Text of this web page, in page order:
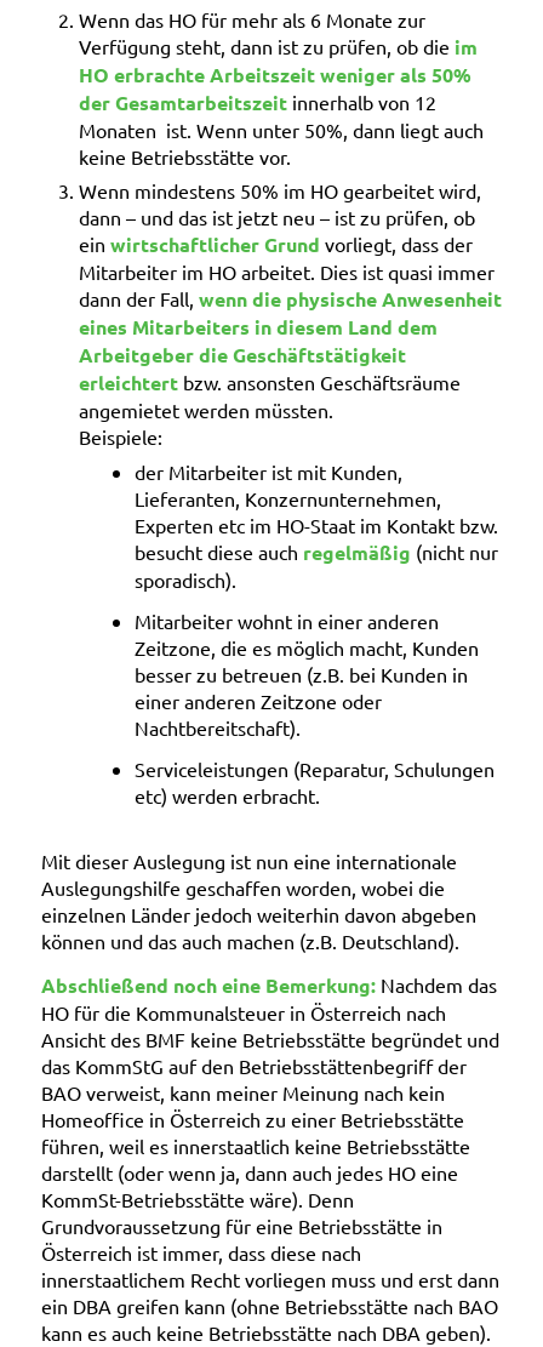
Wenn das HO für mehr als 6 Monate zur
Verfügung steht, dann ist zu prüfen, ob die im
HO erbrachte Arbeitszeit weniger als 50%
der Gesamtarbeitszeitinnerhalb von 12
Monaten ist. Wenn unter 50%, dann liegt auch
keine Betriebsstätte vor.
Wenn mindestens 50% im HO gearbeitet wird,
dann – und das ist jetzt neu – ist zu prüfen, ob
ein wirtschaftlicher Grund vorliegt, dass der
Mitarbeiter im HO arbeitet. Dies ist quasi immer
dann der Fall, wenn die physische Anwesenheit
eines Mitarbeiters in diesem Land dem
Arbeitgeber die Geschäftstätigkeit
erleichtertbzw. ansonsten Geschäftsräume
angemietet werden müssten.
Beispiele:
der Mitarbeiter ist mit Kunden,
Lieferanten, Konzernunternehmen,
Experten etc im HO-Staat im Kontakt bzw.
besucht diese auch regelmäßig (nicht nur
sporadisch).
Mitarbeiter wohnt in einer anderen
Zeitzone, die es möglich macht, Kunden
besser zu betreuen (z.B. bei Kunden in
einer anderen Zeitzone oder
Nachtbereitschaft).
Serviceleistungen (Reparatur, Schulungen
etc) werden erbracht.
Mit dieser Auslegung ist nun eine internationale
Auslegungshilfe geschaffen worden, wobei die
einzelnen Länder jedoch weiterhin davon abgeben
können und das auch machen (z.B. Deutschland).
Abschließend noch eine Bemerkung:Nachdem das
HO für die Kommunalsteuer in Österreich nach
Ansicht des BMF keine Betriebsstätte begründet und
das KommStG auf den Betriebsstättenbegriff der
BAO verweist, kann meiner Meinung nach kein
Homeoffice in Österreich zu einer Betriebsstätte
führen, weil es innerstaatlich keine Betriebsstätte
darstellt (oder wenn ja, dann auch jedes HO eine
KommSt-Betriebsstätte wäre). Denn
Grundvoraussetzung für eine Betriebsstätte in
Österreich ist immer, dass diese nach
innerstaatlichem Recht vorliegen muss und erst dann
ein DBA greifen kann (ohne Betriebsstätte nach BAO
kann es auch keine Betriebsstätte nach DBA geben).